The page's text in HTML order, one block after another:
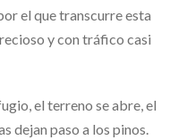
el que transcurre esta
y con tráfico casi
el terreno se abre, el
dejan paso a los pinos.